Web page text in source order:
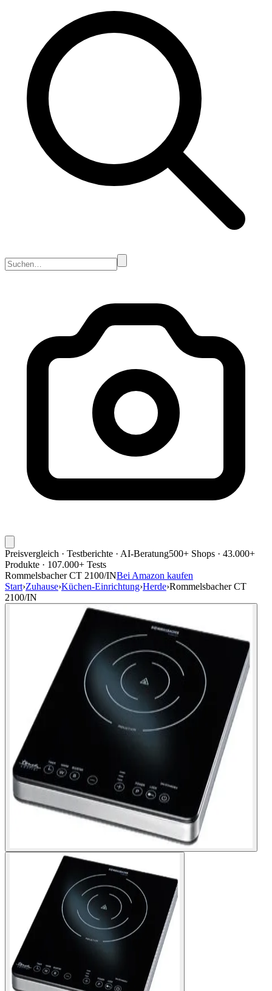
Preisvergleich · Testberichte · AI-Beratung500+ Shops · 43.000+
Produkte · 107.000+ Tests
Rommelsbacher CT 2100/INBei Amazon kaufen
Start›Zuhause›Küchen-Einrichtung›Herde›Rommelsbacher CT
2100/IN